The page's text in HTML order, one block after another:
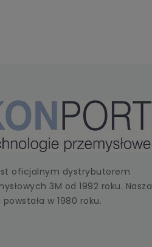
oficjalnym dystrybutorem
3M od 1992 roku. Nasza
w 1980 roku.